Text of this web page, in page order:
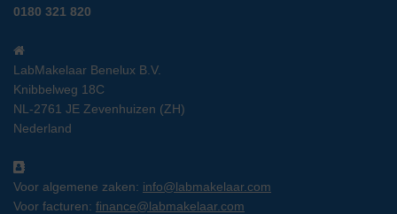
0180 321 820
LabMakelaar Benelux B.V.
Knibbelweg 18C
NL-2761 JE Zevenhuizen (ZH)
Nederland
Voor algemene zaken: info@labmakelaar.com
Voor facturen: finance@labmakelaar.com